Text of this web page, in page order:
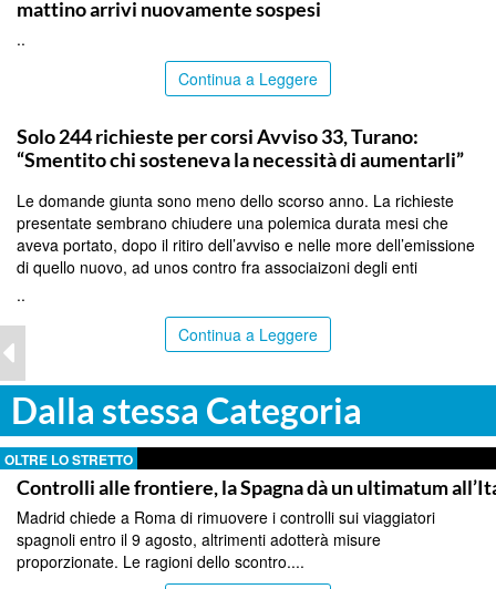
mattino arrivi nuovamente sospesi
..
Continua a Leggere
Solo 244 richieste per corsi Avviso 33, Turano:
“Smentito chi sosteneva la necessità di aumentarli”
Le domande giunta sono meno dello scorso anno. La richieste
presentate sembrano chiudere una polemica durata mesi che
aveva portato, dopo il ritiro dell’avviso e nelle more dell’emissione
di quello nuovo, ad unos contro fra associaizoni degli enti
..
Continua a Leggere
Dalla stessa Categoria
OLTRE LO STRETTO
Controlli alle frontiere, la Spagna dà un ultimatum
Madrid chiede a Roma di rimuovere i controlli sui viaggiatori
spagnoli entro il 9 agosto, altrimenti adotterà misure
proporzionate. Le ragioni dello scontro....